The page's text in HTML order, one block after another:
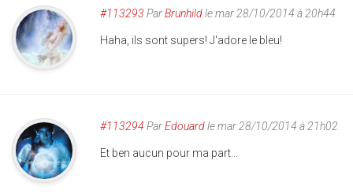
#113293 ParBrunhildle mar 28/10/2014 à 20h44
Haha, ils sont supers! J'adore le bleu!
#113294 ParEdouardle mar 28/10/2014 à 21h02
Et ben aucun pour ma part...